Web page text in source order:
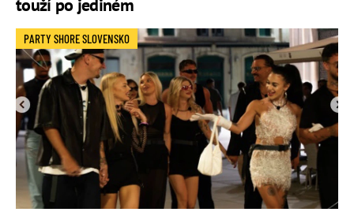
touží po jediném
PARTY SHORE SLOVENSKO